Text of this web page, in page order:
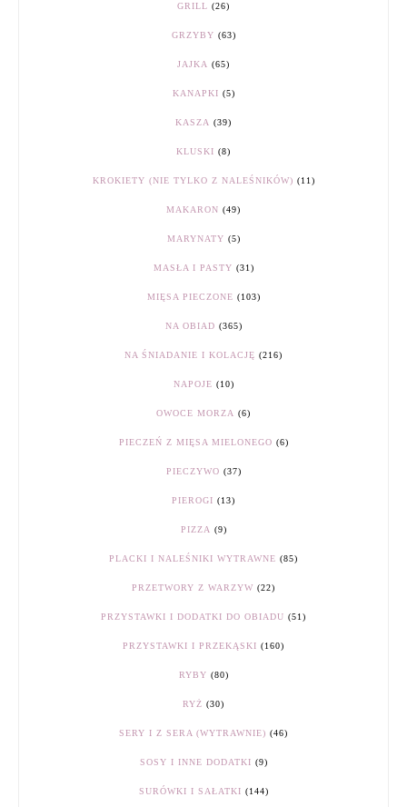
GRILL (26)
GRZYBY (63)
JAJKA (65)
KANAPKI (5)
KASZA (39)
KLUSKI (8)
KROKIETY (NIE TYLKO Z NALEŚNIKÓW) (11)
MAKARON (49)
MARYNATY (5)
MASŁA I PASTY (31)
MIĘSA PIECZONE (103)
NA OBIAD (365)
NA ŚNIADANIE I KOLACJĘ (216)
NAPOJE (10)
OWOCE MORZA (6)
PIECZEŃ Z MIĘSA MIELONEGO (6)
PIECZYWO (37)
PIEROGI (13)
PIZZA (9)
PLACKI I NALEŚNIKI WYTRAWNE (85)
PRZETWORY Z WARZYW (22)
PRZYSTAWKI I DODATKI DO OBIADU (51)
PRZYSTAWKI I PRZEKĄSKI (160)
RYBY (80)
RYŻ (30)
SERY I Z SERA (WYTRAWNIE) (46)
SOSY I INNE DODATKI (9)
SURÓWKI I SAŁATKI (144)